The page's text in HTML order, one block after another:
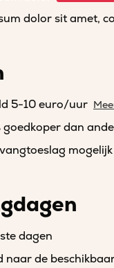
dolor sit amet,
5-10 euro/uur
goedkoper dan
mogelijk
dagen
naar de